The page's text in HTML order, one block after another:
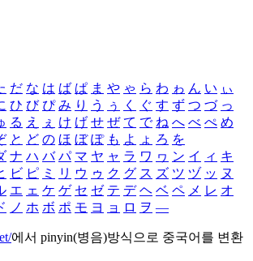
だ な は ば ぱ ま や ゃ ら わ ゎ ん い ぃ
ひ び ぴ み り う ぅ く ぐ す ず つ づ っ
る え ぇ け げ せ ぜ て で ね へ べ ぺ め
と ど の ほ ぼ ぽ も よ ょ ろ を
ナ ハ バ パ マ ヤ ャ ラ ワ ヮ ン イ ィ キ
ビ ピ ミ リ ウ ゥ ク グ ス ズ ツ ヅ ッ ヌ
エ ェ ケ ゲ セ ゼ テ デ ヘ ベ ペ メ レ オ
ド ノ ホ ボ ポ モ ヨ ョ ロ ヲ ―
에서 pinyin(병음)방식으로 중국어를 변환